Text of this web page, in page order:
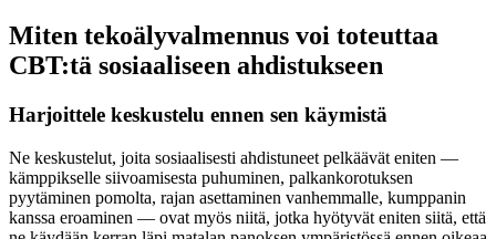
Miten tekoälyvalmennus voi toteuttaa
CBT:tä sosiaaliseen ahdistukseen
Harjoittele keskustelu ennen sen käymistä
Ne keskustelut, joita sosiaalisesti ahdistuneet pelkäävät eniten —
kämppikselle siivoamisesta puhuminen, palkankorotuksen
pyytäminen pomolta, rajan asettaminen vanhemmalle, kumppanin
kanssa eroaminen — ovat myös niitä, jotka hyötyvät eniten siitä, että